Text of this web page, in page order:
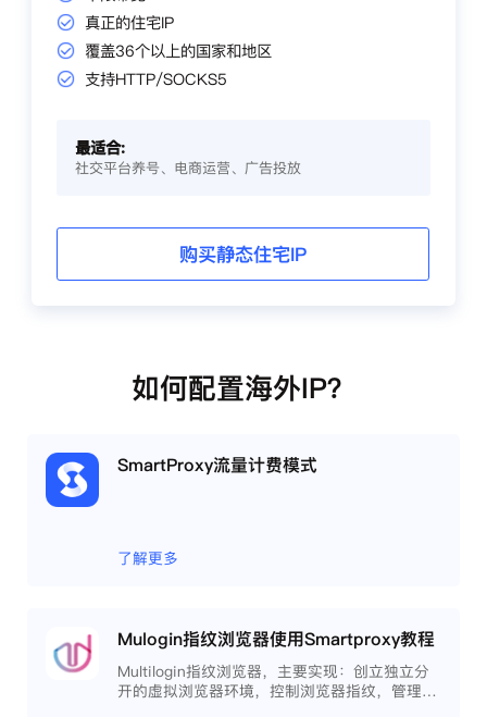
真正的住宅IP
覆盖36个以上的国家和地区
支持HTTP/SOCKS5
最适合:
社交平台养号、电商运营、广告投放
购买静态住宅IP
如何配置海外IP？
SmartProxy流量计费模式
了解更多
Mulogin指纹浏览器使用Smartproxy教程
Multilogin指纹浏览器，主要实现：创立独立分
开的虚拟浏览器环境，控制浏览器指纹，管理多